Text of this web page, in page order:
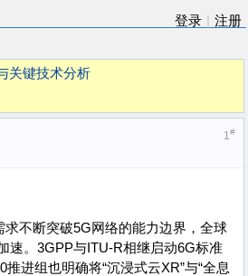
登录
注册
关键技术分析
1#
求不断突破5G网络的能力边界，全球
速。3GPP与ITU-R相继启动6G标准
进组也明确将“沉浸式云XR”与“全息